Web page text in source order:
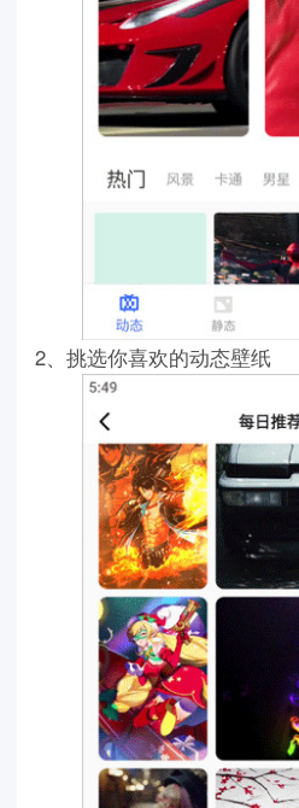
2、挑选你喜欢的动态壁纸